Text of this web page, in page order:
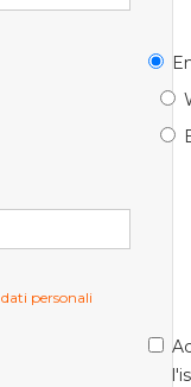
personali